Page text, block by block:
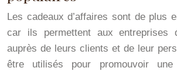
Les cadeaux d’affaires sont de plus
car ils permettent aux entreprises
auprès de leurs clients et de leur
être utilisés pour promouvoir une